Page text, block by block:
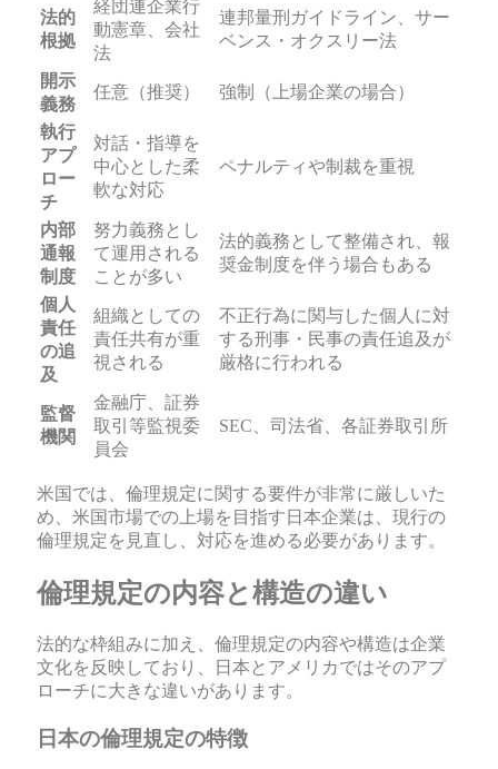
法的
根拠
経団連企業行
動憲章、会社
法
連邦量刑ガイドライン、サー
ベンス・オクスリー法
開示
義務
任意（推奨） 強制（上場企業の場合）
執行
アプ
ロー
チ
対話・指導を
中心とした柔
軟な対応
ペナルティや制裁を重視
内部
通報
制度
努力義務とし
て運用される
ことが多い
法的義務として整備され、報
奨金制度を伴う場合もある
個人
責任
の追
及
組織としての
責任共有が重
視される
不正行為に関与した個人に対
する刑事・民事の責任追及が
厳格に行われる
監督
機関
金融庁、証券
取引等監視委
員会
SEC、司法省、各証券取引所
米国では、倫理規定に関する要件が非常に厳しいた
め、米国市場での上場を目指す日本企業は、現行の
倫理規定を見直し、対応を進める必要があります。
倫理規定の内容と構造の違い
法的な枠組みに加え、倫理規定の内容や構造は企業
文化を反映しており、日本とアメリカではそのアプ
ローチに大きな違いがあります。
日本の倫理規定の特徴